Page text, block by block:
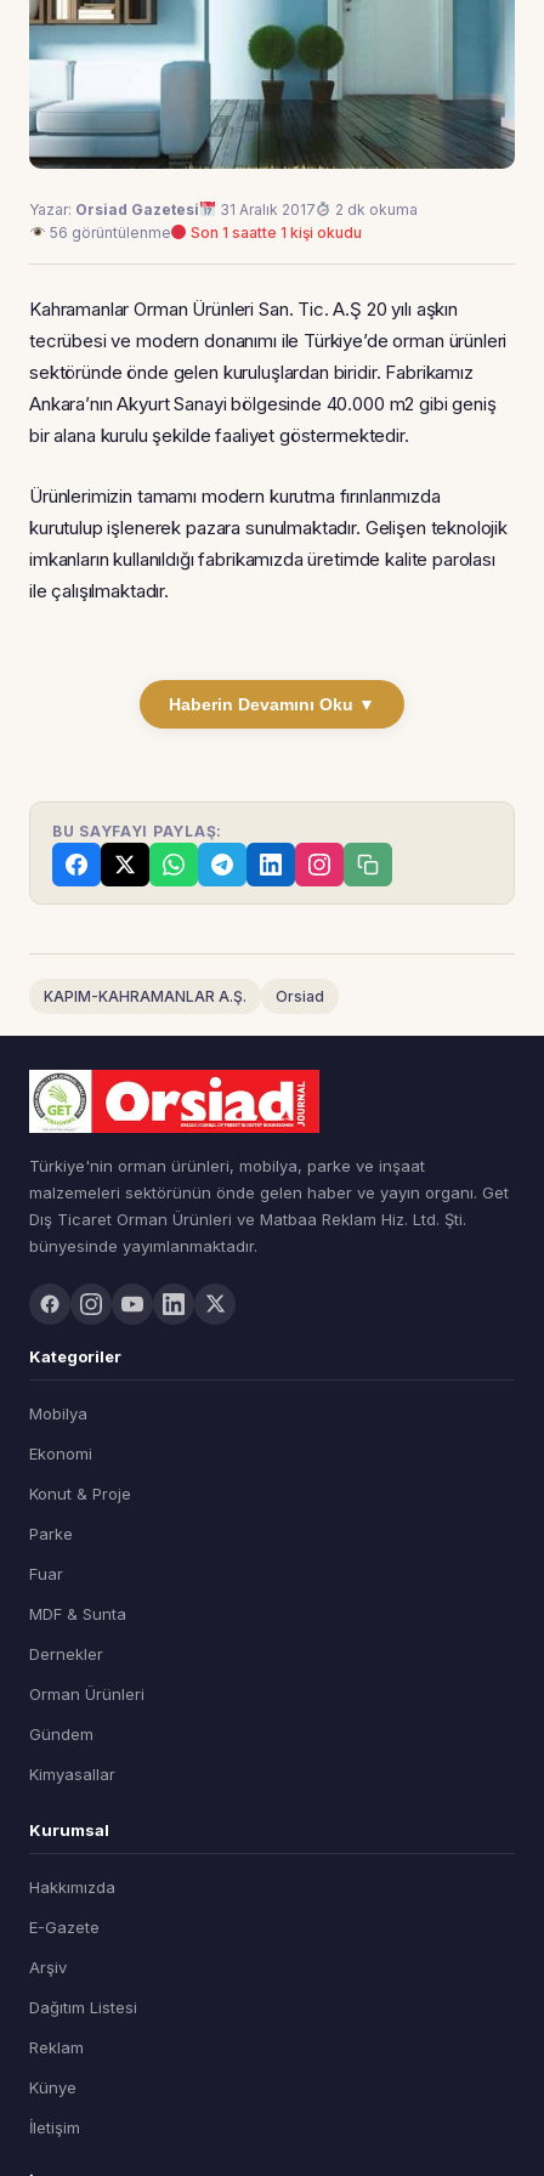
Yazar: Orsiad Gazetesi 31 Aralık 2017
2 dk okuma
56 görüntülenme
Son 1 saatte 1 kişi okudu
Kahramanlar Orman Ürünleri San. Tic. A.Ş 20 yılı aşkın
tecrübesi ve modern donanımı ile Türkiye’de orman ürünleri
sektöründe önde gelen kuruluşlardan biridir. Fabrikamız
Ankara’nın Akyurt Sanayi bölgesinde 40.000 m2 gibi geniş
bir alana kurulu şekilde faaliyet göstermektedir.
Ürünlerimizin tamamı modern kurutma fırınlarımızda
kurutulup işlenerek pazara sunulmaktadır. Gelişen teknolojik
imkanların kullanıldığı fabrikamızda üretimde kalite parolası
ile çalışılmaktadır.
Haberin Devamını Oku ▼
BU SAYFAYI PAYLAŞ:
KAPIM-KAHRAMANLAR A.Ş. Orsiad
Türkiye'nin orman ürünleri, mobilya, parke ve inşaat
malzemeleri sektörünün önde gelen haber ve yayın organı. Get
Dış Ticaret Orman Ürünleri ve Matbaa Reklam Hiz. Ltd. Şti.
bünyesinde yayımlanmaktadır.
Kategoriler
Mobilya
Ekonomi
Konut & Proje
Parke
Fuar
MDF & Sunta
Dernekler
Orman Ürünleri
Gündem
Kimyasallar
Kurumsal
Hakkımızda
E-Gazete
Arşiv
Dağıtım Listesi
Reklam
Künye
İletişim